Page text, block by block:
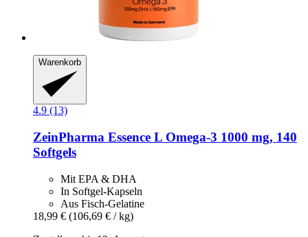
Warenkorb
4.9 (13)
ZeinPharma Essence L Omega-​3 1000 mg, 140
Softgels
Mit EPA & DHA
In Softgel-Kapseln
Aus Fisch-Gelatine
18,99 € (106,69 € / kg)